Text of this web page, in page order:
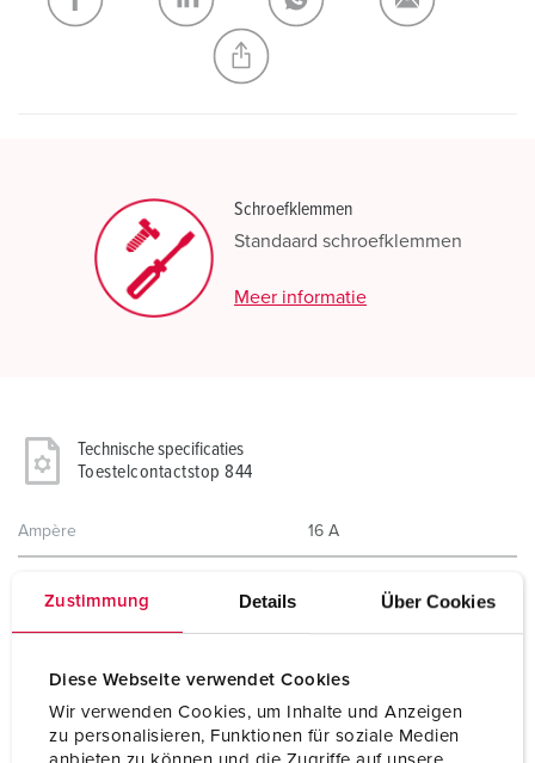
Zustimmung Details Über Cookies
Diese Webseite verwendet Cookies
Wir verwenden Cookies, um Inhalte und Anzeigen
zu personalisieren, Funktionen für soziale Medien
NIEUW LIJST MAKEN
Schroefklemmen
Standaard schroefklemmen
Meer informatie
Technische specificaties
Toestelcontactstop 844
Ampère 16 A
Voltage 230 V
Uurstand 6 h
50-60 Hz